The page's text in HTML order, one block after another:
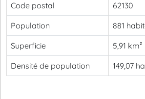
Code postal 62130
Population 881
Superficie 5,91 km²
Densité de population 149,07